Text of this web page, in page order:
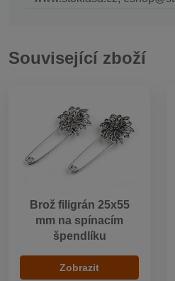
Související zboží
Brož filigrán 25x55
mm na spínacím
špendlíku
Zobrazit